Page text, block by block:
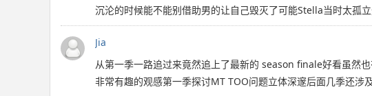
沉沦的时候能不能别借助男的让自己毁灭了可能Stella当时太孤
Jia
从第一季一路追过来竟然追上了最新的 season finale好看虽然
非常有趣的观感第一季探讨MT TOO问题立体深邃后面几季还涉